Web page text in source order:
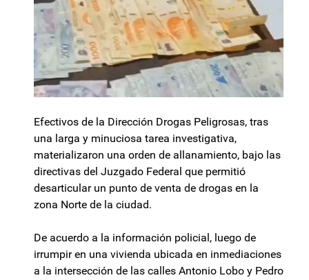
Efectivos de la Dirección Drogas Peligrosas, tras
una larga y minuciosa tarea investigativa,
materializaron una orden de allanamiento, bajo las
directivas del Juzgado Federal que permitió
desarticular un punto de venta de drogas en la
zona Norte de la ciudad.
De acuerdo a la información policial, luego de
irrumpir en una vivienda ubicada en inmediaciones
a la intersección de las calles Antonio Lobo y Pedro